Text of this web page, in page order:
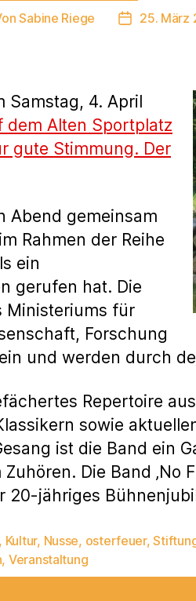
Sabine Riege 25. März
Samstag, 4. April
dem Alten Sportplatz
gute Stimmung. Der
Abend gemeinsam
Rahmen der Reihe
ein
gerufen hat. Die
Ministeriums für
Forschung
und werden durch
Repertoire
sowie
ist die Band ein
Die Band ‚No
jähriges
, Kultur, Nusse, osterfeuer,
, Veranstaltung